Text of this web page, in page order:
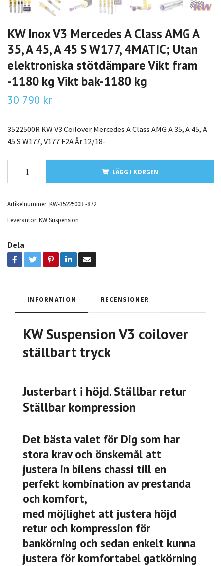
KW Inox V3 Mercedes A Class AMG A
35, A 45, A 45 S W177, 4MATIC; Utan
elektroniska stötdämpare Vikt fram
-1180 kg Vikt bak-1180 kg
30 790 kr
3522500R KW V3 Coilover Mercedes A Class AMG A 35, A 45, A
45 S W177, V177 F2A År 12/18-
LÄGG I KORGEN
Artikelnummer: KW-3522500R -872
Leverantör: KW Suspension
Dela
INFORMATION RECENSIONER
KW Suspension V3 coilover
ställbart tryck
Justerbart i höjd. Ställbar retur
Ställbar kompression
Det bästa valet för Dig som har
stora krav och önskemål att
justera in bilens chassi till en
perfekt kombination av prestanda
och komfort,
med möjlighet att justera höjd
retur och kompression för
bankörning och sedan enkelt kunna
justera för komfortabel gatkörning